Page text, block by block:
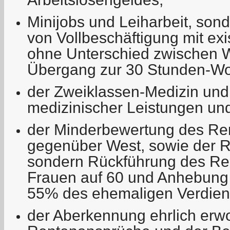
Minijobs und Leiharbeit,
von Vollbeschäftigung mit
ohne Unterschied zwischen
Übergang zur 30 Stunden-
der Zweiklassen-Medizin
medizinischer Leistungen
der Minderbewertung des
gegenüber West, sowie der
sondern Rückführung des
Frauen auf 60 und
55% des ehemaligen
der Aberkennung ehrlich